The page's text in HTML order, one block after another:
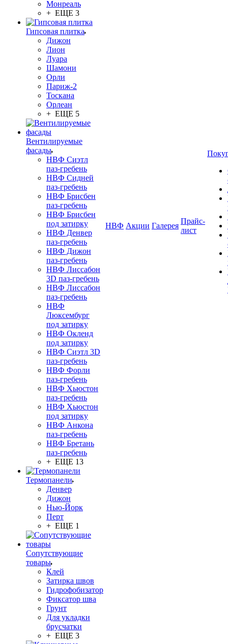
Монреаль
+ ЕЩЕ 3
Гипсовая плитка
Дижон
Лион
Луара
Шамони
Орли
Париж-2
Тоскана
Орлеан
+ ЕЩЕ 5
Вентилируемые
фасады
НВФ Сиэтл
паз-гребень
НВФ Сидней
паз-гребень
НВФ Брисбен
паз-гребень
НВФ Брисбен
под затирку
НВФ Денвер
паз-гребень
НВФ Дижон
паз-гребень
НВФ Лиссабон
3D паз-гребень
НВФ Лиссабон
паз-гребень
НВФ
Люксембург
под затирку
НВФ Окленд
под затирку
НВФ Сиэтл 3D
паз-гребень
НВФ Форли
паз-гребень
НВФ Хьюстон
паз-гребень
НВФ Хьюстон
под затирку
НВФ Анкона
паз-гребень
НВФ Бретань
паз-гребень
+ ЕЩЕ 13
Термопанели
Денвер
Дижон
Нью-Йорк
Перт
+ ЕЩЕ 1
Сопутствующие
товары
Клей
Затирка швов
Гидрофобизатор
Фиксатор шва
Грунт
Для укладки
брусчатки
+ ЕЩЕ 3
НВФ Акции Галерея
Прайс-
лист